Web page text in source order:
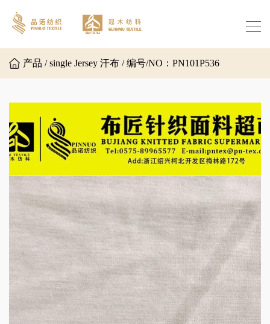
产品 / single Jersey 汗布 / 编号/NO：PN101P536